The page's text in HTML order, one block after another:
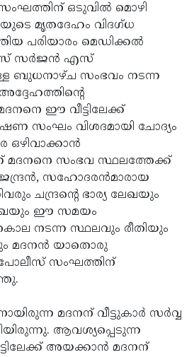
ഒടുവില്‍ മൊഴി
മൃതദേഹം വിദഗ്ധ
പരിയാരം മെഡിക്കല്‍
സര്‍ജന്‍ എസ്
ബുധനാഴ്ച സംഭവം നടന്ന
അദ്ദേഹത്തിന്റെ
ഈ വീട്ടിലേക്ക്
സംഘം വിശദമായി ചോദ്യം
ഒഴിവാക്കാന്‍
സംഭവ സ്ഥലത്തേക്ക്
സഹോദരന്‍മാരായ
ചന്ദ്രന്റെ ഭാര്യ ലേഖയും
ഈ സമയം
കൊല നടന്ന സ്ഥലവും രീതിയും
മദനന്‍ യാതൊരു
പോലീസ് സംഘത്തിന്
മദനന് വീട്ടുകാര്‍ സര്‍വ്വ
ആവശ്യപ്പെടുന്ന
അയക്കാന്‍ മദനന്